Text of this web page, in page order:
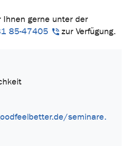
Ihnen gerne unter der
85-47405 zur Verfügung.
seminare.